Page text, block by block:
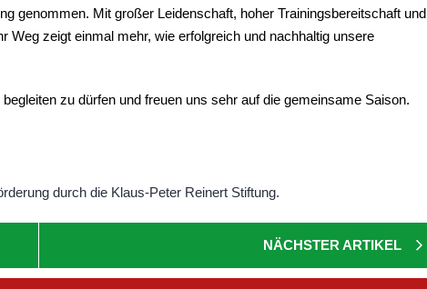
genommen. Mit großer Leidenschaft, hoher Trainingsbereitschaft und
Weg zeigt einmal mehr, wie erfolgreich und nachhaltig unsere
zu dürfen und freuen uns sehr auf die gemeinsame Saison.
NÄCHSTER ARTIKEL